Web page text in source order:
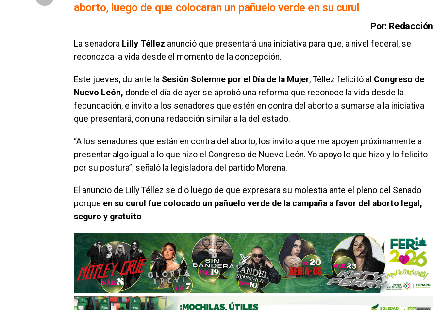
aborto, luego de que colocaran un pañuelo verde en su curul
Por: Redacción
La senadora Lilly Téllez anunció que presentará una iniciativa para que, a nivel federal, se
reconozca la vida desde el momento de la concepción.
Este jueves, durante la Sesión Solemne por el Día de la Mujer, Téllez felicitó al Congreso de
Nuevo León, donde el día de ayer se aprobó una reforma que reconoce la vida desde la
fecundación, e invitó a los senadores que estén en contra del aborto a sumarse a la iniciativa
que presentará, con una redacción similar a la del estado.
“A los senadores que están en contra del aborto, los invito a que me apoyen próximamente a
presentar algo igual a lo que hizo el Congreso de Nuevo León. Yo apoyo lo que hizo y lo felicito
por su postura”, señaló la legisladora del partido Morena.
El anuncio de Lilly Téllez se dio luego de que expresara su molestia ante el pleno del Senado
porque en su curul fue colocado un pañuelo verde de la campaña a favor del aborto legal,
seguro y gratuito